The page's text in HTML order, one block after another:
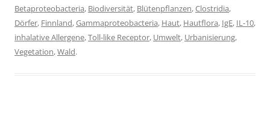
Betaproteobacteria, Biodiversität, Blütenpflanzen,Clostridia,
Dörfer, Finnland,Gammaproteobacteria, Haut, Hautflora, IgE, IL-10,
inhalative Allergene,Toll-like Receptor, Umwelt, Urbanisierung,
Vegetation,Wald.